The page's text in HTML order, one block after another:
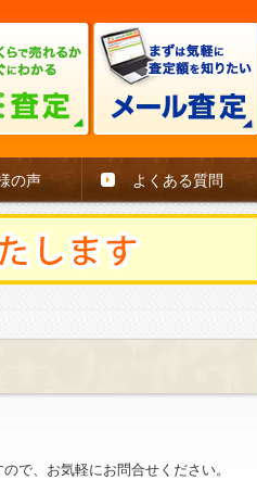
の声 よくある質問
で、お気軽にお問合せください。